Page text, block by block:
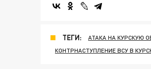
ТЕГИ: АТАКА НА КУРСКУЮ
КОНТРНАСТУПЛЕНИЕ ВСУ В